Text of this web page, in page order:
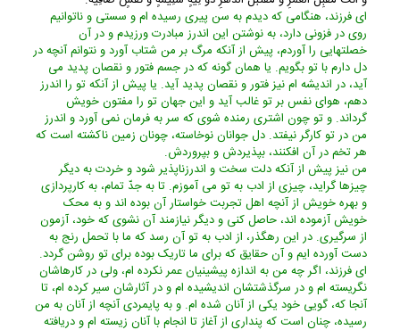
اى فرزند، هنگامى که دیدم به سن پیرى رسیده ام و سستى و ناتوانیم
روى در فزونى دارد، به نوشتن این اندرز مبادرت ورزیدم و در آن
خصلتهایى را آوردم، پیش از آنکه مرگ بر من شتاب آورد و نتوانم آنچه در
دل دارم با تو بگویم. یا همان گونه که در جسم فتور و نقصان پدید مى
آید، در اندیشه ام نیز فتور و نقصان پدید آید. یا پیش از آنکه تو را اندرز
دهم، هواى نفس بر تو غالب آید و این جهان تو را مفتون خویش
گرداند. و تو چون اشترى رمنده شوى که سر به فرمان نمى آورد و اندرز
من در تو کارگر نیفتد. دل جوانان نوخاسته، چونان زمین ناکشته است که
هر تخم در آن افکنند، بپذیردش و بپروردش.
من نیز پیش از آنکه دلت سخت و اندرزناپذیر شود و خردت به دیگر
چیزها گراید، چیزى از ادب به تو مى آموزم. تا به جدّ تمام، به کارپردازى
و بهره خویش از آنچه اهل تجربت خواستار آن بوده اند و به محک
خویش آزموده اند، حاصل کنى و دیگر نیازمند آن نشوى که خود، آزمون
از سرگیرى. در این رهگذر، از ادب به تو آن رسد که ما با تحمل رنج به
دست آورده ایم و آن حقایق که براى ما تاریک بوده براى تو روشن گردد.
اى فرزند، اگر چه من به اندازه پیشینیان عمر نکرده ام، ولى در کارهاشان
نگریسته ام و در سرگذشتشان اندیشیده ام و در آثارشان سیر کرده ام، تا
آنجا که، گویى خود یکى از آنان شده ام. و به پایمردى آنچه از آنان به من
رسیده، چنان است که پندارى از آغاز تا انجام با آنان زیسته ام و دریافته